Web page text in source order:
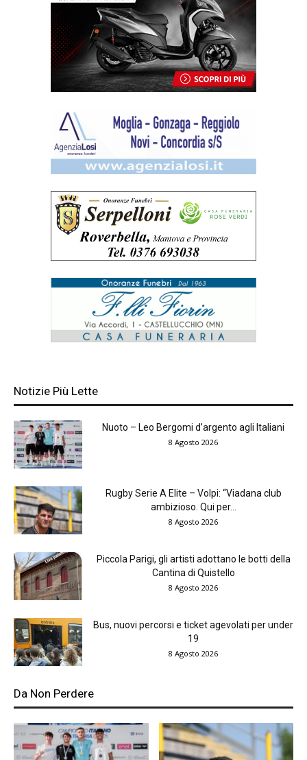
Notizie Più Lette
Nuoto – Leo Bergomi d’argento agli Italiani
8 Agosto 2026
Rugby Serie A Elite – Volpi: “Viadana club
ambizioso. Qui per...
8 Agosto 2026
Piccola Parigi, gli artisti adottano le botti della
Cantina di Quistello
8 Agosto 2026
Bus, nuovi percorsi e ticket agevolati per under
19
8 Agosto 2026
Da Non Perdere